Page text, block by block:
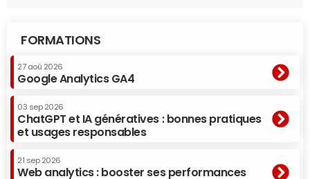
FORMATIONS
27 aoû 2026
Google Analytics GA4
03 sep 2026
ChatGPT et IA génératives : bonnes pratiques
et usages responsables
21 sep 2026
Web analytics : booster ses performances